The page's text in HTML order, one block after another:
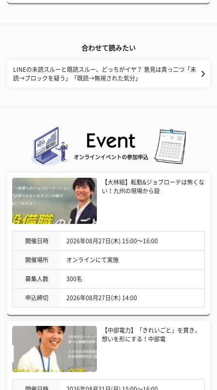
合わせて読みたい
LINEの未読スルーと既読スルー、どっちがイヤ？ 意見は真っ二つ「未
読→ブロックを疑う」「既読→無視された気分」
オンラインイベントの参加申込
【大林組】転勤&ジョブローテは怖くな
い！九州の現場から設
開催日時 2026年08月27日(木) 15:00〜16:00
開催場所 オンラインにて実施
募集人数 300名
申込締切 2026年08月27日(木) 14:00
【中部電力】「きれいごと」を貫き、
想いを形にする！中部電
開催日時 2026年08月31日(月) 15:00〜16:00